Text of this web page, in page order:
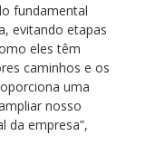
fundamental
evitando etapas
eles têm
caminhos e os
uma
nosso
da empresa”,